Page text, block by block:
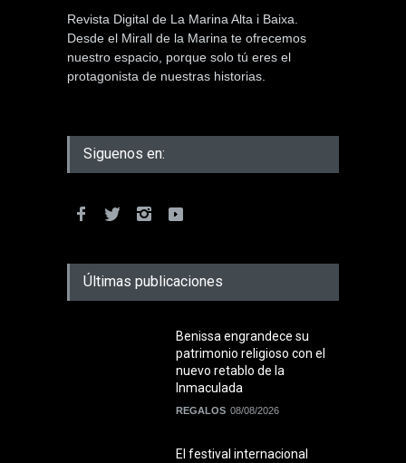
Revista Digital de La Marina Alta i Baixa.
Desde el Mirall de la Marina te ofrecemos
nuestro espacio, porque solo tú eres el
protagonista de nuestras historias.
Siguenos en:
Últimas publicaciones
Benissa engrandece su
patrimonio religioso con el
nuevo retablo de la
Inmaculada
REGALOS 08/08/2026
El festival internacional